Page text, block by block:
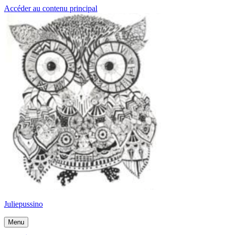
Accéder au contenu principal
Juliepussino
Menu